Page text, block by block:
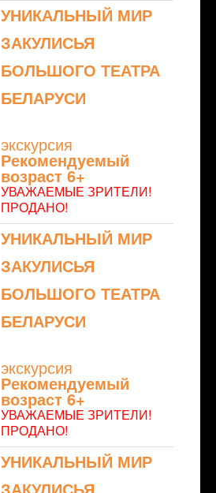
УНИКАЛЬНЫЙ МИР
ЗАКУЛИСЬЯ
БОЛЬШОГО ТЕАТРА
БЕЛАРУСИ
экскурсия
Рекомендуемый
возраст 6+
УВАЖАЕМЫЕ ЗРИТЕЛИ!
ПРОДАНО!
УНИКАЛЬНЫЙ МИР
ЗАКУЛИСЬЯ
БОЛЬШОГО ТЕАТРА
БЕЛАРУСИ
экскурсия
Рекомендуемый
возраст 6+
УВАЖАЕМЫЕ ЗРИТЕЛИ!
ПРОДАНО!
УНИКАЛЬНЫЙ МИР